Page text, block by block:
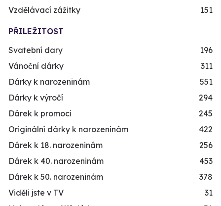
Vzdělávací zážitky
151
PŘILEŽITOST
Svatební dary
196
Vánoční dárky
311
Dárky k narozeninám
551
Dárky k výročí
294
Dárek k promoci
245
Originální dárky k narozeninám
422
Dárek k 18. narozeninám
256
Dárek k 40. narozeninám
453
Dárek k 50. narozeninám
378
Viděli jste v TV
31